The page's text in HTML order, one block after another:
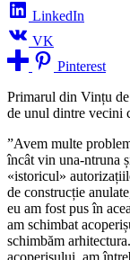
LinkedIn
VK
Pinterest
Primarul din Vințu de
de unul dintre vecini
”Avem multe
încât vin una-ntruna
«istoricul»
de construcție
eu am fost pus în
am schimbat
schimbăm